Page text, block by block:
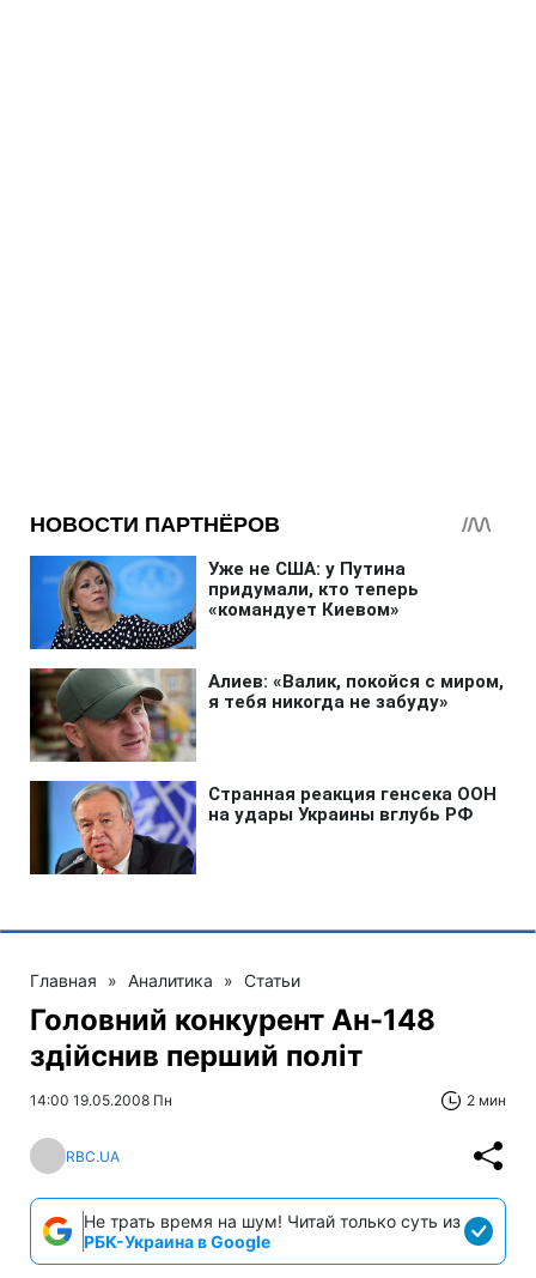
Главная » Аналитика » Статьи
Головний конкурент Ан-148
здійснив перший політ
14:00 19.05.2008 Пн 2 мин
RBC.UA
Не трать время на шум! Читай только суть из
РБК-Украина в Google